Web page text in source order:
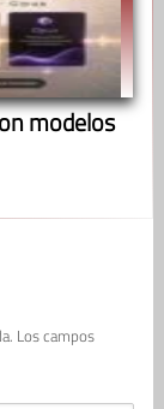
modelos
Los campos